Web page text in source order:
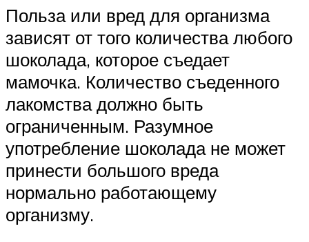
Польза или вред для организма
зависят от того количества любого
шоколада, которое съедает
мамочка. Количество съеденного
лакомства должно быть
ограниченным. Разумное
употребление шоколада не может
принести большого вреда
нормально работающему
организму.